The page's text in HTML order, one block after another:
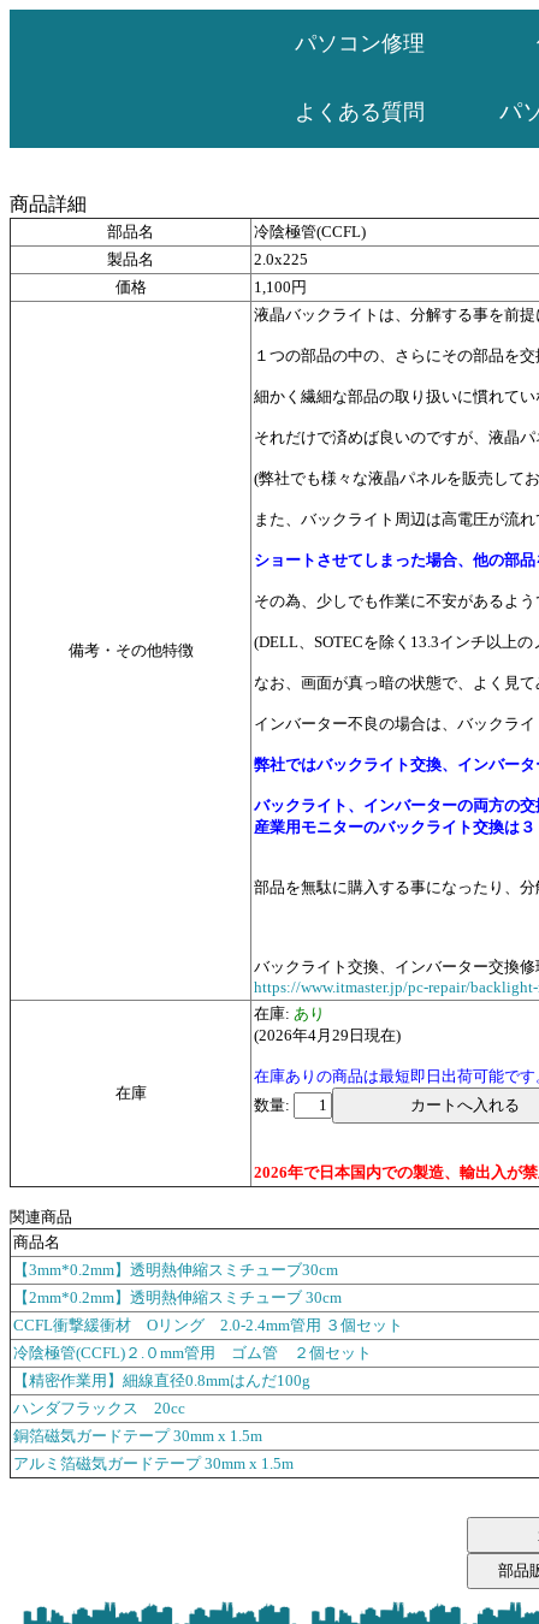
パソコン修理
よくある質問 パ
商品詳細
部品名
冷陰極管(CCFL)
製品名
2.0x225
価格
1,100円
備考・その他特徴
液晶バックライトは、分解する事を前
１つの部品の中の、さらにその部品を
細かく繊細な部品の取り扱いに慣れて
それだけで済めば良いのですが、液晶
(弊社でも様々な液晶パネルを販売して
また、バックライト周辺は高電圧が流
ショートさせてしまった場合、他の部
その為、少しでも作業に不安があるよ
(DELL、SOTECを除く13.3インチ以上
なお、画面が真っ暗の状態で、よく見
インバーター不良の場合は、バックラ
弊社ではバックライト交換、インバー
バックライト、インバーターの両方の
産業用モニターのバックライト交換は
部品を無駄に購入する事になったり、
バックライト交換、インバーター交換
https://www.itmaster.jp/pc-repair/
在庫
在庫: あり
(2026年4月29日現在)
在庫ありの商品は最短即日出荷可能です
数量:
2026年で日本国内での製造、輸出入が
関連商品
商品名
【3mm*0.2mm】透明熱伸縮スミチューブ30cm
【2mm*0.2mm】透明熱伸縮スミチューブ 30cm
CCFL衝撃緩衝材 Oリング 2.0-2.4mm管用 ３個セット
冷陰極管(CCFL)２.０mm管用 ゴム管 ２個セット
【精密作業用】細線直径0.8mmはんだ100g
ハンダフラックス 20cc
銅箔磁気ガードテープ 30mm x 1.5m
アルミ箔磁気ガードテープ 30mm x 1.5m